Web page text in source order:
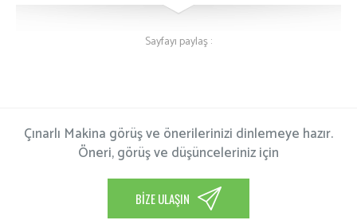
Sayfayı paylaş :
Çınarlı Makina görüş ve önerilerinizi dinlemeye hazır.
Öneri, görüş ve düşünceleriniz için
BİZE ULAŞIN